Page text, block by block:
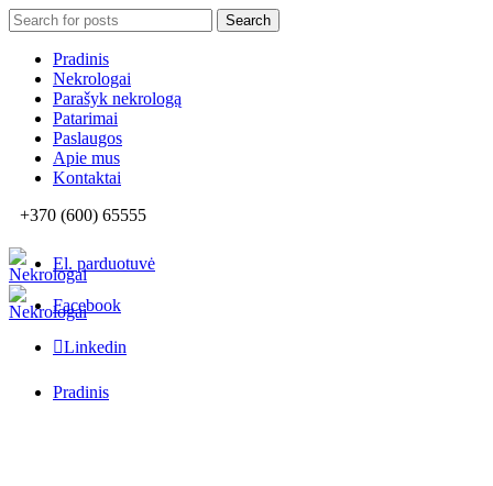
Search
for:
Search
Pradinis
Nekrologai
Parašyk nekrologą
Patarimai
Paslaugos
Apie mus
Kontaktai
+370 (600) 65555
El. parduotuvė
Facebook
Linkedin
Pradinis